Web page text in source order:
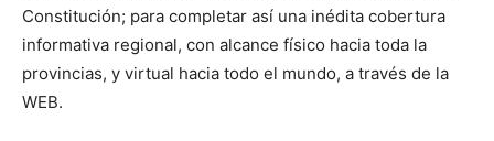
Constitución; para completar así una inédita cobertura
informativa regional, con alcance físico hacia toda la
provincias, y virtual hacia todo el mundo, a través de la
WEB.